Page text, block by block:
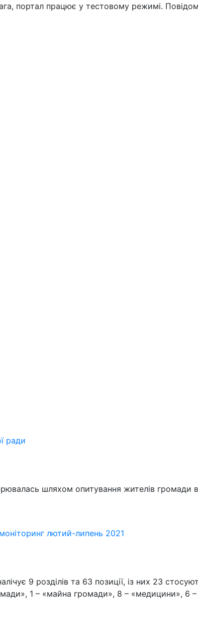
портал працює у тестовому режимі.
ради
шляхом опитування жителів громади
лютий-липень 2021
9 розділів та 63 позиції, із них 23
1 – «майна громади», 8 – «медицини», 6